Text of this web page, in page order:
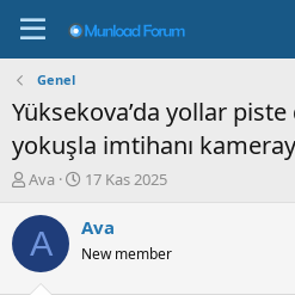
Genel
Yüksekova’da yollar
yokuşla imtihanı
K
n
b
u
Ava
B
ş
a
17 Kas 2025
A Ava
New member